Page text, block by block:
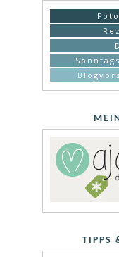
TIPPS